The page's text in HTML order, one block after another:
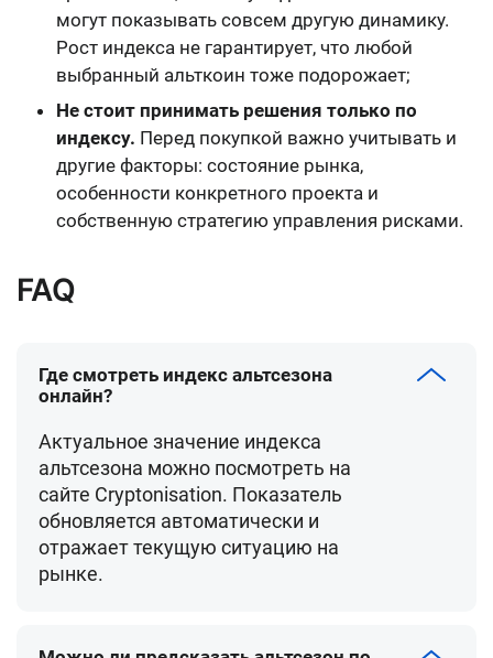
могут показывать совсем другую динамику.
Рост индекса не гарантирует, что любой
выбранный альткоин тоже подорожает;
Не стоит принимать решения только по
индексу. Перед покупкой важно учитывать и
другие факторы: состояние рынка,
особенности конкретного проекта и
собственную стратегию управления рисками.
FAQ
Где смотреть индекс альтсезона
онлайн?
Актуальное значение индекса
альтсезона можно посмотреть на
сайте Cryptonisation. Показатель
обновляется автоматически и
отражает текущую ситуацию на
рынке.